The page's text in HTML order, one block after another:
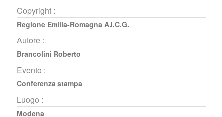
Copyright :
Regione Emilia-Romagna A.I.C.G.
Autore :
Brancolini Roberto
Evento :
Conferenza stampa
Luogo :
Modena